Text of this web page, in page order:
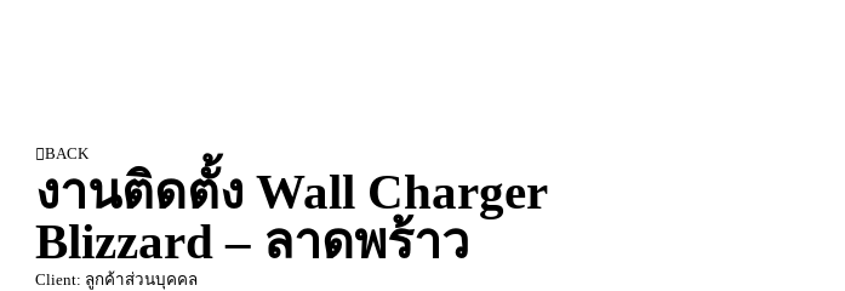
BACK
งานติดตั้ง Wall Charger
Blizzard – ลาดพร้าว
Client: ลูกค้าส่วนบุคคล